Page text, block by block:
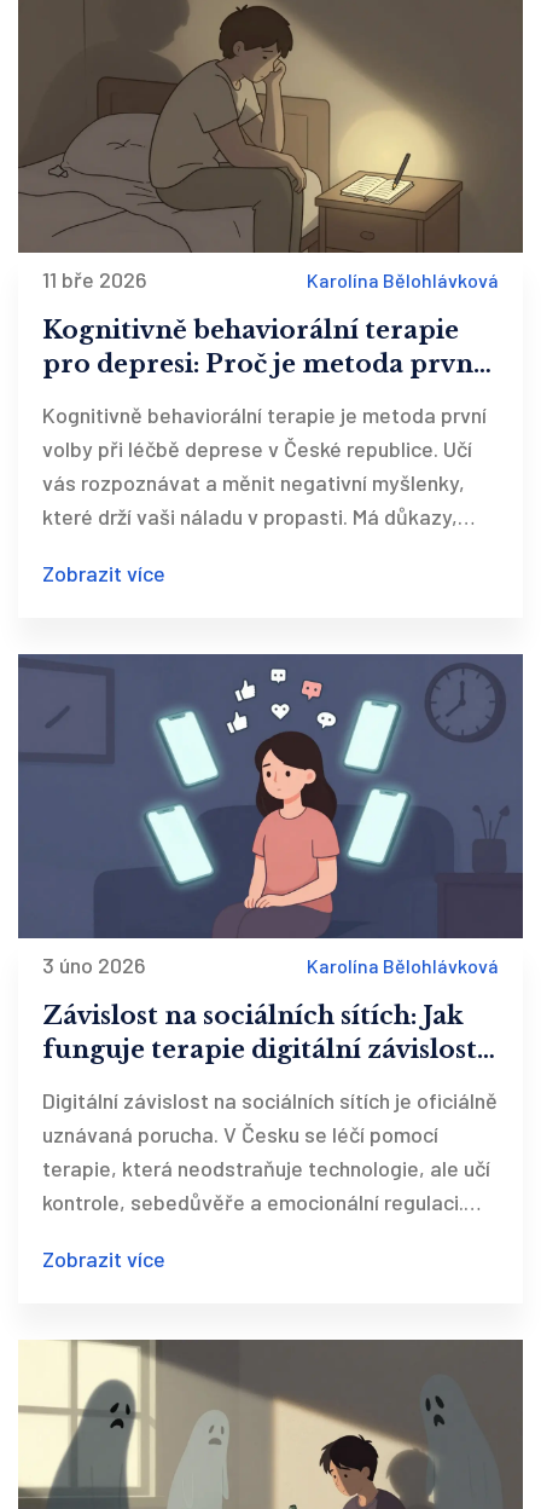
11 bře 2026 Karolína Bělohlávková
Kognitivně behaviorální terapie
pro depresi: Proč je metoda první
Kognitivně behaviorální terapie je metoda první
volby při léčbě deprese v České republice. Učí
vás rozpoznávat a měnit negativní myšlenky,
které drží vaši náladu v propasti. Má důkazy,
jiných přístupů.
Zobrazit více
3 úno 2026 Karolína Bělohlávková
Závislost na sociálních sítích: Jak
funguje terapie digitální závislosti
Digitální závislost na sociálních sítích je oficiálně
uznávaná porucha. V Česku se léčí pomocí
terapie, která neodstraňuje technologie, ale učí
kontrole, sebedůvěře a emocionální regulaci.
úspěchu.
Zobrazit více